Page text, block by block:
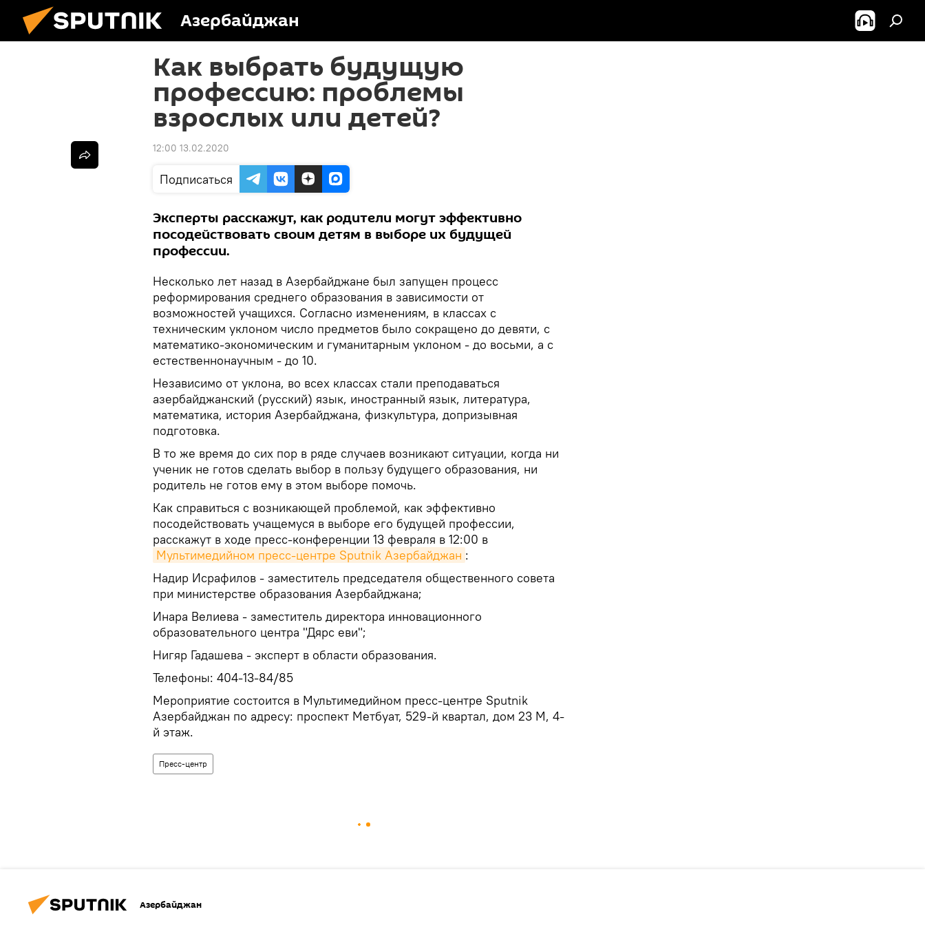
Азербайджан
Как выбрать будущую
профессию: проблемы
взрослых или детей?
12:00 13.02.2020
Подписаться
Эксперты расскажут, как родители могут эффективно
посодействовать своим детям в выборе их будущей
профессии.
Несколько лет назад в Азербайджане был запущен процесс
реформирования среднего образования в зависимости от
возможностей учащихся. Согласно изменениям, в классах с
техническим уклоном число предметов было сокращено до девяти, с
математико-экономическим и гуманитарным уклоном - до восьми, а с
естественнонаучным - до 10.
Независимо от уклона, во всех классах стали преподаваться
азербайджанский (русский) язык, иностранный язык, литература,
математика, история Азербайджана, физкультура, допризывная
подготовка.
В то же время до сих пор в ряде случаев возникают ситуации, когда ни
ученик не готов сделать выбор в пользу будущего образования, ни
родитель не готов ему в этом выборе помочь.
Как справиться с возникающей проблемой, как эффективно
посодействовать учащемуся в выборе его будущей профессии,
расскажут в ходе пресс-конференции 13 февраля в 12:00 в
Мультимедийном пресс-центре Sputnik Азербайджан :
Надир Исрафилов - заместитель председателя общественного совета
при министерстве образования Азербайджана;
Инара Велиева - заместитель директора инновационного
образовательного центра "Дярс еви";
Нигяр Гадашева - эксперт в области образования.
Телефоны: 404-13-84/85
Мероприятие состоится в Мультимедийном пресс-центре Sputnik
Азербайджан по адресу: проспект Метбуат, 529-й квартал, дом 23 М, 4-
й этаж.
Пресс-центр
Азербайджан